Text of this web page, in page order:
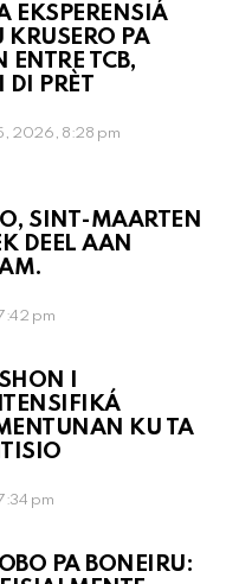
EKSPERENSIÁ
KRUSERO PA
TCB,
DI PRÈT
2026, 8:28 pm
SINT-MAARTEN
DEEL AAN
pm
I
KU TA
pm
PA BONEIRU: